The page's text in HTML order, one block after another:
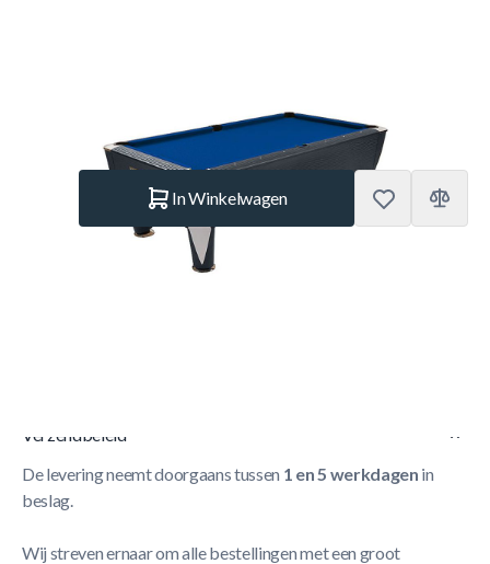
€ 4.477.– Op voorraad
In Winkelwagen
Verzendbeleid
De levering neemt doorgaans tussen 1 en 5 werkdagen in
beslag.
Wij streven ernaar om alle bestellingen met een groot